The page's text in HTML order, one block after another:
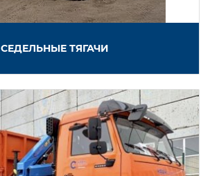
СЕДЕЛЬНЫЕ ТЯГАЧИ